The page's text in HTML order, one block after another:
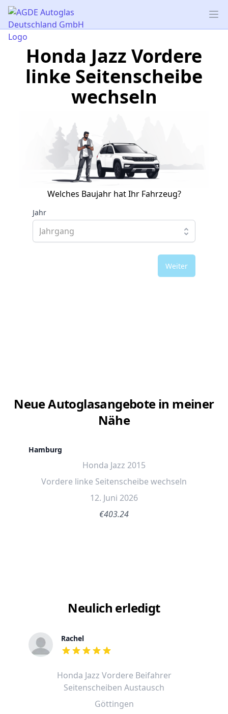
AGDE Autoglas Deutschland GmbH
Honda Jazz Vordere
linke Seitenscheibe
wechseln
Welches Baujahr hat Ihr Fahrzeug?
Jahr
Weiter
Neue Autoglasangebote in meiner
Nähe
Hamburg
Honda Jazz 2015
Vordere linke Seitenscheibe wechseln
12. Juni 2026
€403.24
Neulich erledigt
Rachel
out of 5 stars
Honda Jazz Vordere Beifahrer
Seitenscheiben Austausch
Göttingen